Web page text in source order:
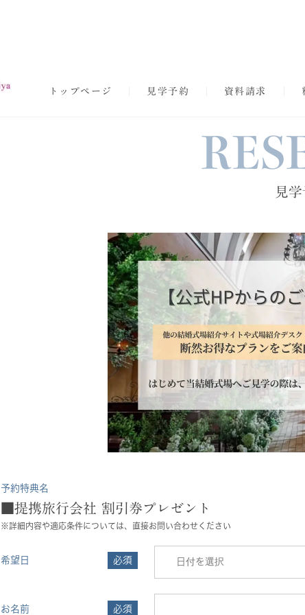
トップページ 見学予約 資料請求
見
予約特典名
■提携旅行会社 割引券プレゼント
※詳細内容や適応条件については、直接お問い合わせください
希望日 必須
お名前 必須